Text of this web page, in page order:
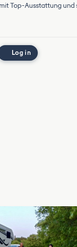
Top-Ausstattung
Log in